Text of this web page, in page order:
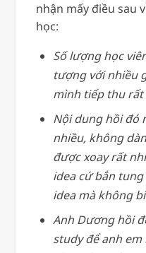
nhận mấy điều sau
học:
Số lượng học
tượng với nhiều
mình tiếp thu
Nội dung hồi đó
nhiều, không
được xoay rất
idea cứ bắn
idea mà không
Anh Dương hồi
study để anh